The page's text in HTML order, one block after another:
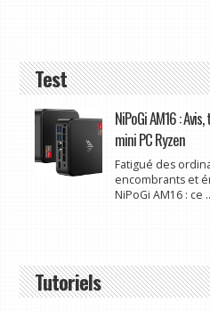
Test
NiPoGi AM16 :
mini PC Ryzen
Fatigué des
encombrants et
NiPoGi AM16 : ce
Tutoriels